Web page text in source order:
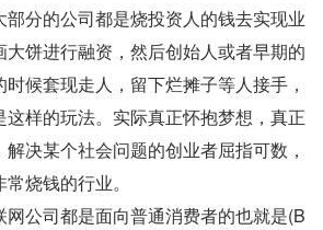
分的公司都是烧投资人的钱去实现业
饼进行融资，然后创始人或者早期的
候套现走人，留下烂摊子等人接手，
样的玩法。实际真正怀抱梦想，真正
决某个社会问题的创业者屈指可数，
烧钱的行业。
网公司都是面向普通消费者的也就是(B